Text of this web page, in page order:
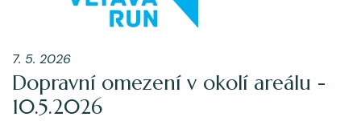
7. 5. 2026
Dopravní omezení v okolí areálu -
10.5.2026